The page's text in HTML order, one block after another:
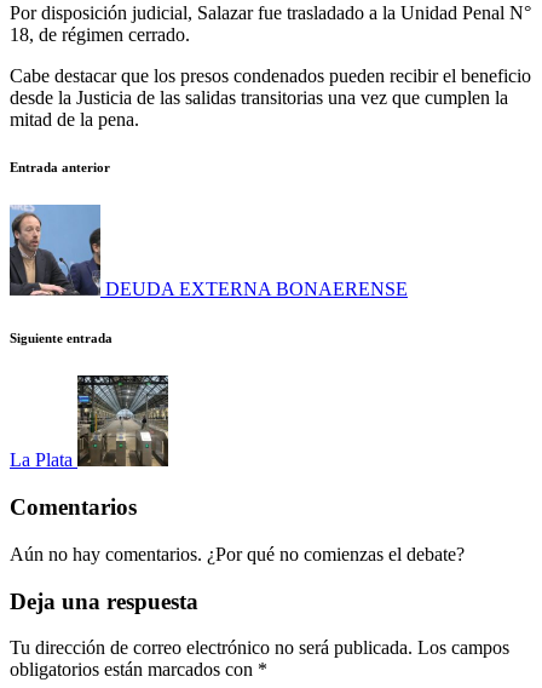
Por disposición judicial, Salazar fue trasladado a la Unidad Penal N°
18, de régimen cerrado.
Cabe destacar que los presos condenados pueden recibir el beneficio
desde la Justicia de las salidas transitorias una vez que cumplen la
mitad de la pena.
Navegación
de
entradas
Entrada anterior
DEUDA EXTERNA BONAERENSE
Siguiente entrada
La Plata
Comentarios
Aún no hay comentarios. ¿Por qué no comienzas el debate?
Deja una respuesta
Tu dirección de correo electrónico no será publicada. Los campos
obligatorios están marcados con *